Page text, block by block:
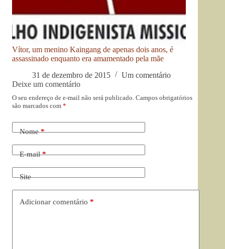
Vítor, um menino Kaingang de apenas dois anos, é
assassinado enquanto era amamentado pela mãe
31 de dezembro de 2015
Um comentário
Deixe um comentário
O seu endereço de e-mail não será publicado. Campos obrigatórios
são marcados com *
Nome*
E-mail*
Site
Adicionar comentário *